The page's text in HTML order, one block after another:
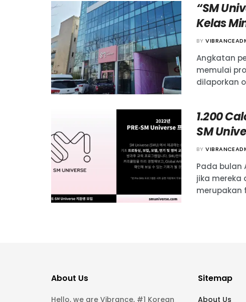
“SM
Kelas
BY
Angkatan
memulai
dilaporkan
1.200
SM
BY
Pada bulan
jika mereka
merupakan
About Us
Hello, we are Vibrance, #1 Korean
Sitemap
About Us